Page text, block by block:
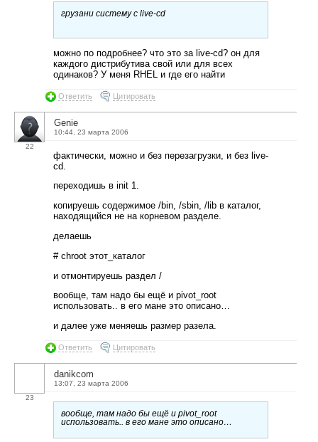
грузани систему с live-cd
можно по подробнее? что это за live-cd? он для
каждого дистрибутива свой или для всех
одинаков? У меня RHEL и где его найти
Ответить Цитировать
22
Genie
10:44, 23 марта 2006
фактически, можно и без перезагрузки, и без live-
cd.
переходишь в init 1.
копируешь содержимое /bin, /sbin, /lib в каталог,
находящийся не на корневом разделе.
делаешь
# chroot этот_каталог
и отмонтируешь раздел /
вообще, там надо бы ещё и pivot_root
использовать.. в его мане это описано…
и далее уже меняешь размер разела.
Ответить Цитировать
23
danikcom
13:07, 23 марта 2006
вообще, там надо бы ещё и pivot_root
использовать.. в его мане это описано…